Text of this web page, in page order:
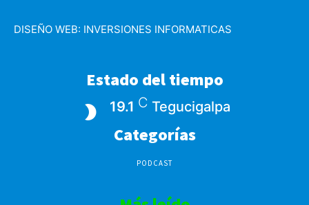
DISEÑO WEB: INVERSIONES INFORMATICAS
Estado del tiempo
19.1 C Tegucigalpa
Categorías
PODCAST